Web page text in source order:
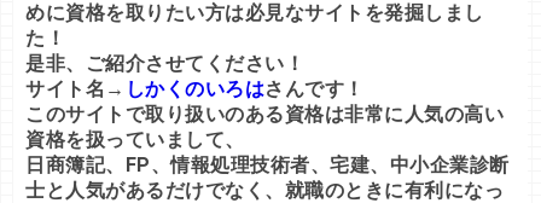
めに資格を取りたい方は必見なサイトを発掘しまし
た！
是非、ご紹介させてください！
サイト名→ しかくのいろはさんです！
このサイトで取り扱いのある資格は非常に人気の高い
資格を扱っていまして、
日商簿記、FP、情報処理技術者、宅建、中小企業診断
士と人気があるだけでなく、就職のときに有利になっ